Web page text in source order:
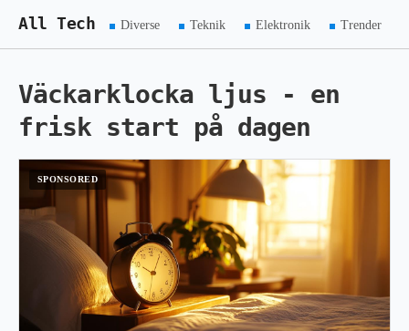
All Tech Diverse Teknik Elektronik Trender
Väckarklocka ljus - en
frisk start på dagen